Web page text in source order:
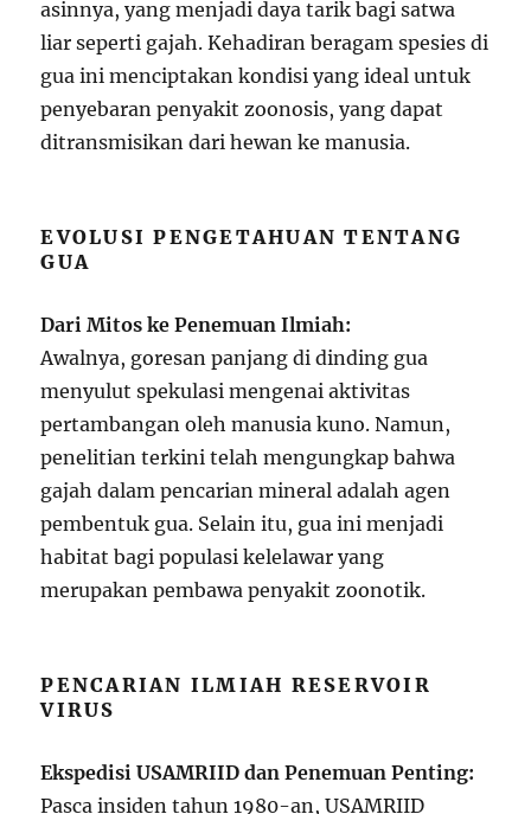
asinnya, yang menjadi daya tarik bagi satwa
liar seperti gajah. Kehadiran beragam spesies di
gua ini menciptakan kondisi yang ideal untuk
penyebaran penyakit zoonosis, yang dapat
ditransmisikan dari hewan ke manusia.
EVOLUSI PENGETAHUAN TENTANG
GUA
Dari Mitos ke Penemuan Ilmiah:
Awalnya, goresan panjang di dinding gua
menyulut spekulasi mengenai aktivitas
pertambangan oleh manusia kuno. Namun,
penelitian terkini telah mengungkap bahwa
gajah dalam pencarian mineral adalah agen
pembentuk gua. Selain itu, gua ini menjadi
habitat bagi populasi kelelawar yang
merupakan pembawa penyakit zoonotik.
PENCARIAN ILMIAH RESERVOIR
VIRUS
Ekspedisi USAMRIID dan Penemuan Penting:
Pasca insiden tahun 1980-an, USAMRIID